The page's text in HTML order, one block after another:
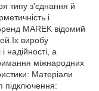
типу з'єднання й
і
MAREK відомий
виробу
надійності, а
міжнародних
Матеріали
підключення: